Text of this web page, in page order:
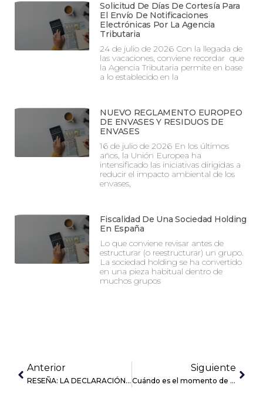
Solicitud De Días De Cortesía Para
El Envío De Notificaciones
Electrónicas Por La Agencia
Tributaria
24 de julio de 2026 Con la llegada de
las vacaciones, conviene recordar que
la Agencia Tributaria permite en base
a lo establecido en la
NUEVO REGLAMENTO EUROPEO
DE ENVASES Y RESIDUOS DE
ENVASES
16 de julio de 2026 En los últimos
años, la Unión Europea ha
intensificado las iniciativas dirigidas a
reducir el impacto ambiental de los
envases,
Fiscalidad De Una Sociedad Holding
En España
Lo que conviene revisar antes de
estructurar (o reestructurar) un grupo.
La sociedad holding se ha convertido
en una pieza habitual dentro de
muchos grupos
Anterior
RESEÑA: LA DECLARACIÓN DE BIENES Y DERECHOS EN EL EXTRANJERO ES CONTRARIA AL DERECHO DE LA UNIÓN EUROPEA
Siguiente
Cuándo es el momento de contar con una asesoría contable